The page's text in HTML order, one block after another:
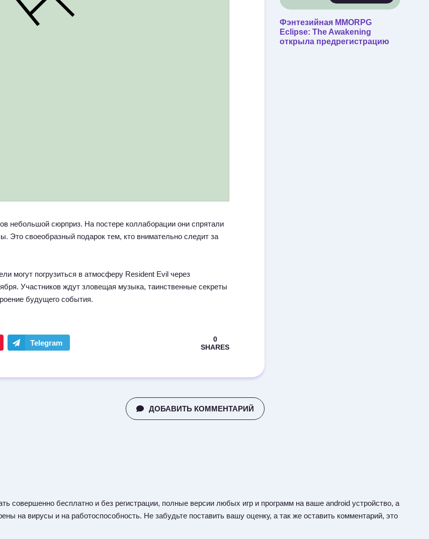
небольшой сюрприз. На постере коллаборации они спрятали
Это своеобразный подарок тем, кто внимательно следит за
могут погрузиться в атмосферу Resident Evil через
Участников ждут зловещая музыка, таинственные секреты
будущего события.
ДОБАВИТЬ КОММЕНТАРИЙ
Фэнтезийная MMORPG
Eclipse: The Awakening
открыла предрегистрацию
совершенно бесплатно и без регистрации, полные версии любых игр и программ на ваше android устройство, а
на вирусы и на работоспособность. Не забудьте поставить вашу оценку, а так же оставить комментарий, это